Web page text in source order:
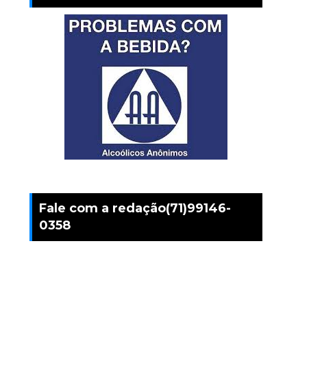
Fale com a redação(71)99146-
0358